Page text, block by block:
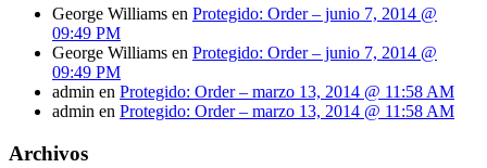
George Williams en Protegido: Order – junio 7, 2014 @
09:49 PM
George Williams en Protegido: Order – junio 7, 2014 @
09:49 PM
admin en Protegido: Order – marzo 13, 2014 @ 11:58 AM
admin en Protegido: Order – marzo 13, 2014 @ 11:58 AM
Archivos